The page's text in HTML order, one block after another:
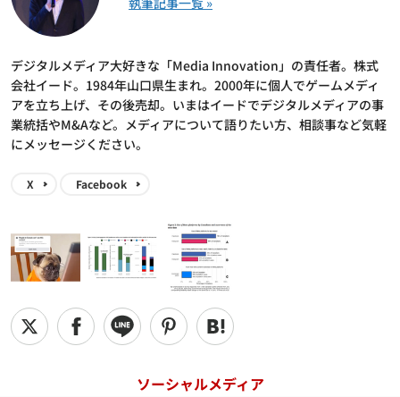
デジタルメディア大好きな「Media Innovation」の責任者。株式
会社イード。1984年山口県生まれ。2000年に個人でゲームメディ
アを立ち上げ、その後売却。いまはイードでデジタルメディアの事
業統括やM&Aなど。メディアについて語りたい方、相談事など気軽
にメッセージください。
X Facebook
ソーシャルメディア